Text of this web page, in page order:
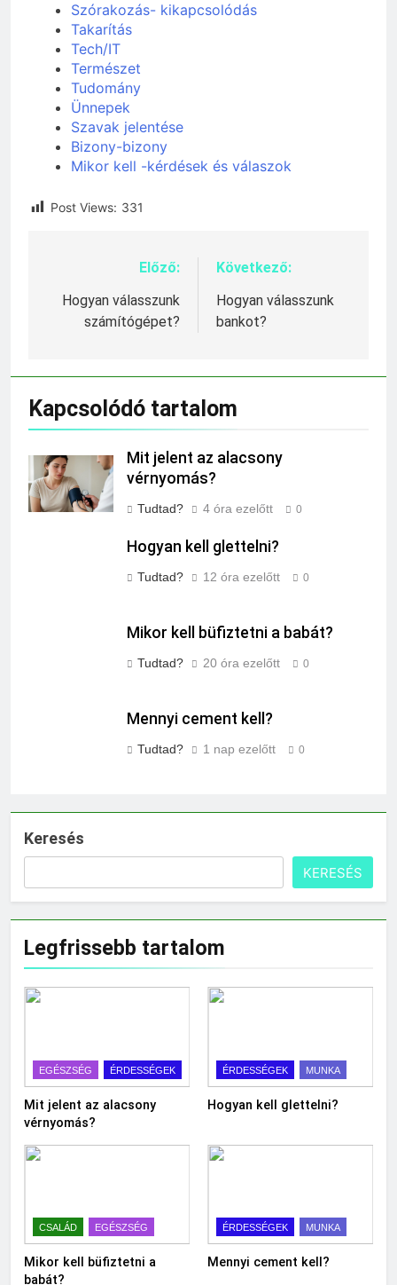
Szórakozás- kikapcsolódás
Takarítás
Tech/IT
Természet
Tudomány
Ünnepek
Szavak jelentése
Bizony-bizony
Mikor kell -kérdések és válaszok
Post Views: 331
Bejegyzés
navigáció
Előző:
Hogyan válasszunk
számítógépet?
Következő:
Hogyan válasszunk
bankot?
Kapcsolódó tartalom
Mit jelent az alacsony
vérnyomás?
Tudtad? 4 óra ezelőtt 0
Hogyan kell glettelni?
Tudtad? 12 óra ezelőtt 0
Mikor kell büfiztetni a babát?
Tudtad? 20 óra ezelőtt 0
Mennyi cement kell?
Tudtad? 1 nap ezelőtt 0
Keresés
KERESÉS
Legfrissebb tartalom
EGÉSZSÉG ÉRDESSÉGEK
Mit jelent az alacsony
vérnyomás?
ÉRDESSÉGEK MUNKA
Hogyan kell glettelni?
CSALÁD EGÉSZSÉG
Mikor kell büfiztetni a
babát?
ÉRDESSÉGEK MUNKA
Mennyi cement kell?